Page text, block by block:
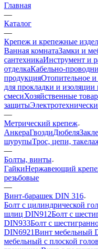
Главная
—
Каталог
—
Крепеж и крепежные
Ванная комнатаЗамки и
сантехникаИнструмент и
отделкаКабельно-
продукцияОтопительное и
для прокладки и изоляции
смесиХозяйственные
защиты
—
Метрический крепеж
АнкераГвоздиДюбеля
шурупыТрос, цепи,
—
Болты, винты
ГайкиНержавеющий
резьбовые
—
Винт-барашек DIN 316
Болт с цилиндрической
шлиц DIN912Болт с
DIN933Болт с
DIN6921Винт мебельный
мебельный с плоской